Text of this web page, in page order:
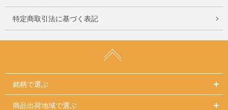
特定商取引法に基づく表記
銘柄で選ぶ
商品出荷地域で選ぶ